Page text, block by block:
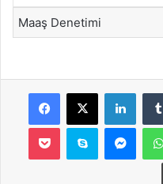
Maaş Denetimi
Facebook
X
Pocket Skype